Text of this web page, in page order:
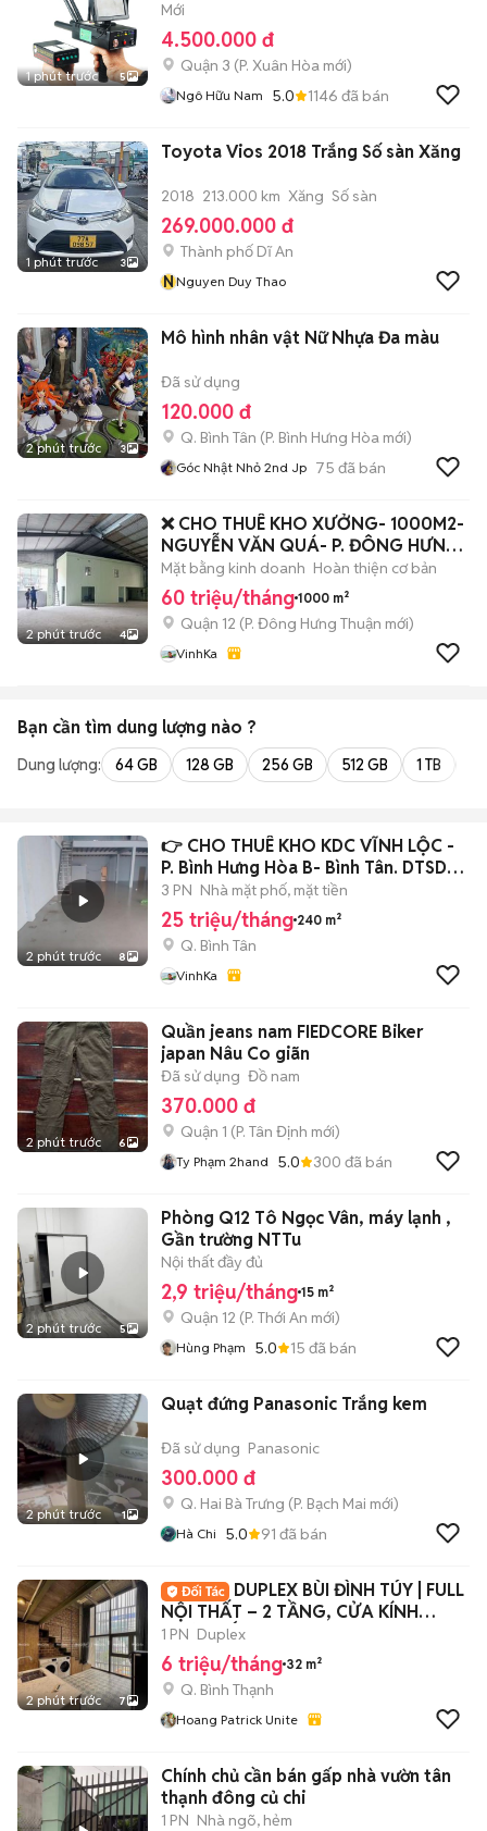
1 phút trước 5
Mới
4.500.000 đ
Quận 3 (P. Xuân Hòa mới)
Ngô Hữu Nam 5.0 1146 đã bán
1 phút trước 3
Toyota Vios 2018 Trắng Số sàn Xăng
2018 213.000 km Xăng Số sàn
269.000.000 đ
Thành phố Dĩ An
NNguyen Duy Thao
2 phút trước 3
Mô hình nhân vật Nữ Nhựa Đa màu
Đã sử dụng
120.000 đ
Q. Bình Tân (P. Bình Hưng Hòa mới)
Góc Nhật Nhỏ 2nd Jp 75 đã bán
2 phút trước 4
❌ CHO THUÊ KHO XƯỞNG- 1000M2-
NGUYỄN VĂN QUÁ- P. ĐÔNG HƯNG
THUẬN- Q 12
Mặt bằng kinh doanh Hoàn thiện cơ bản
60 triệu/tháng 1000 m²
Quận 12 (P. Đông Hưng Thuận mới)
VinhKa
Bạn cần tìm dung lượng nào ?
Dung lượng: 64 GB 128 GB 256 GB 512 GB 1 TB
2 phút trước 8
👉 CHO THUÊ KHO KDC VĨNH LỘC -
P. Bình Hưng Hòa B- Bình Tân. DTSD
360M2
3 PN Nhà mặt phố, mặt tiền
25 triệu/tháng 240 m²
Q. Bình Tân
VinhKa
2 phút trước 6
Quần jeans nam FIEDCORE Biker
japan Nâu Co giãn
Đã sử dụng Đồ nam
370.000 đ
Quận 1 (P. Tân Định mới)
Ty Phạm 2hand 5.0 300 đã bán
2 phút trước 5
Phòng Q12 Tô Ngọc Vân, máy lạnh ,
Gần trường NTTu
Nội thất đầy đủ
2,9 triệu/tháng 15 m²
Quận 12 (P. Thới An mới)
Hùng Phạm 5.0 15 đã bán
2 phút trước 1
Quạt đứng Panasonic Trắng kem
Đã sử dụng Panasonic
300.000 đ
Q. Hai Bà Trưng (P. Bạch Mai mới)
Hà Chi 5.0 91 đã bán
2 phút trước 7
DUPLEX BÙI ĐÌNH TÚY | FULL
NỘI THẤT – 2 TẦNG, CỬA KÍNH
NGẬP NẮNG
1 PN Duplex
6 triệu/tháng 32 m²
Q. Bình Thạnh
Hoang Patrick Unite
Chính chủ cần bán gấp nhà vườn tân
thạnh đông củ chi
1 PN Nhà ngõ, hẻm